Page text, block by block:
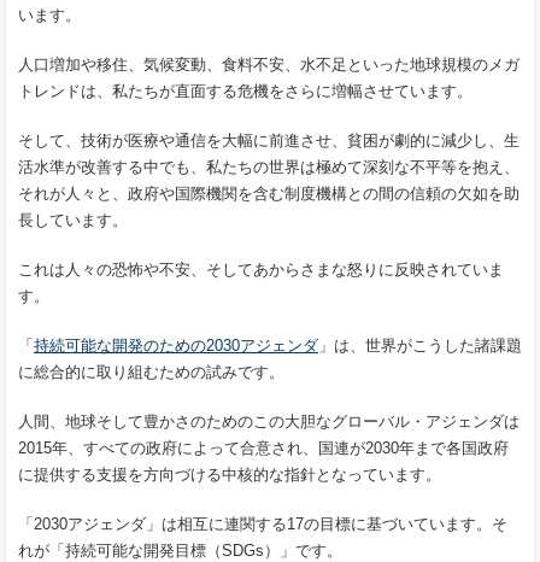
います。
人口増加や移住、気候変動、食料不安、水不足といった地球規模のメガ
トレンドは、私たちが直面する危機をさらに増幅させています。
そして、技術が医療や通信を大幅に前進させ、貧困が劇的に減少し、生
活水準が改善する中でも、私たちの世界は極めて深刻な不平等を抱え、
それが人々と、政府や国際機関を含む制度機構との間の信頼の欠如を助
長しています。
これは人々の恐怖や不安、そしてあからさまな怒りに反映されていま
す。
「 持続可能な開発のための2030アジェンダ 」は、世界がこうした諸課題
に総合的に取り組むための試みです。
人間、地球そして豊かさのためのこの大胆なグローバル・アジェンダは
2015年、すべての政府によって合意され、国連が2030年まで各国政府
に提供する支援を方向づける中核的な指針となっています。
「2030アジェンダ」は相互に連関する17の目標に基づいています。そ
れが「持続可能な開発目標（SDGs）」です。